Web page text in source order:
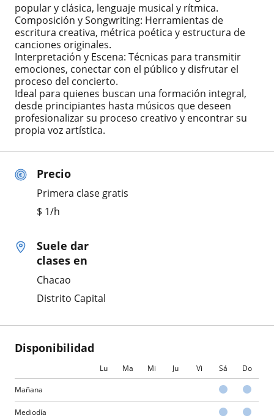
Precio
Primera clase gratis
$ 1/h
Suele dar
clases en
Chacao
Distrito Capital
Disponibilidad
Lu Ma Mi Ju Vi Sá Do
Mañana
Mediodía
popular y clásica, lenguaje musical y rítmica.
Composición y Songwriting: Herramientas de
escritura creativa, métrica poética y estructura de
canciones originales.
Interpretación y Escena: Técnicas para transmitir
emociones, conectar con el público y disfrutar el
proceso del concierto.
Ideal para quienes buscan una formación integral,
desde principiantes hasta músicos que deseen
profesionalizar su proceso creativo y encontrar su
propia voz artística.